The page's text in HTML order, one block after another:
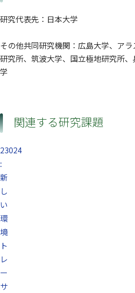
研究代表先：日本大学
その他共同研究機関：広島大学、ア
研究所、筑波大学、国立極地研究所
学
関連する研究課題
23024
:
新
し
い
環
境
ト
レ
ー
サ